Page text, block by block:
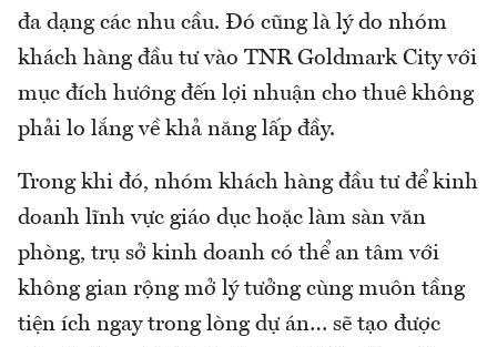
đa dạng các nhu cầu. Đó cũng là lý do nhóm
khách hàng đầu tư vào TNR Goldmark City với
mục đích hướng đến lợi nhuận cho thuê không
phải lo lắng về khả năng lấp đầy.
Trong khi đó, nhóm khách hàng đầu tư để kinh
doanh lĩnh vực giáo dục hoặc làm sàn văn
phòng, trụ sở kinh doanh có thể an tâm với
không gian rộng mở lý tưởng cùng muôn tầng
tiện ích ngay trong lòng dự án… sẽ tạo được